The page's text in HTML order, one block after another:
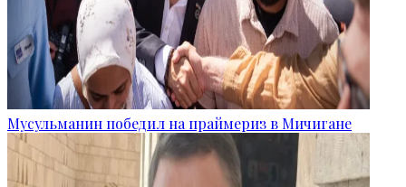
Мусульманин победил на праймериз в Мичигане